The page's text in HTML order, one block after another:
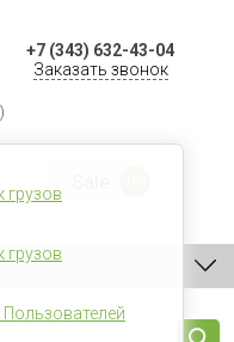
+7 (343) 632-43-04
Заказать звонок
грузов
грузов